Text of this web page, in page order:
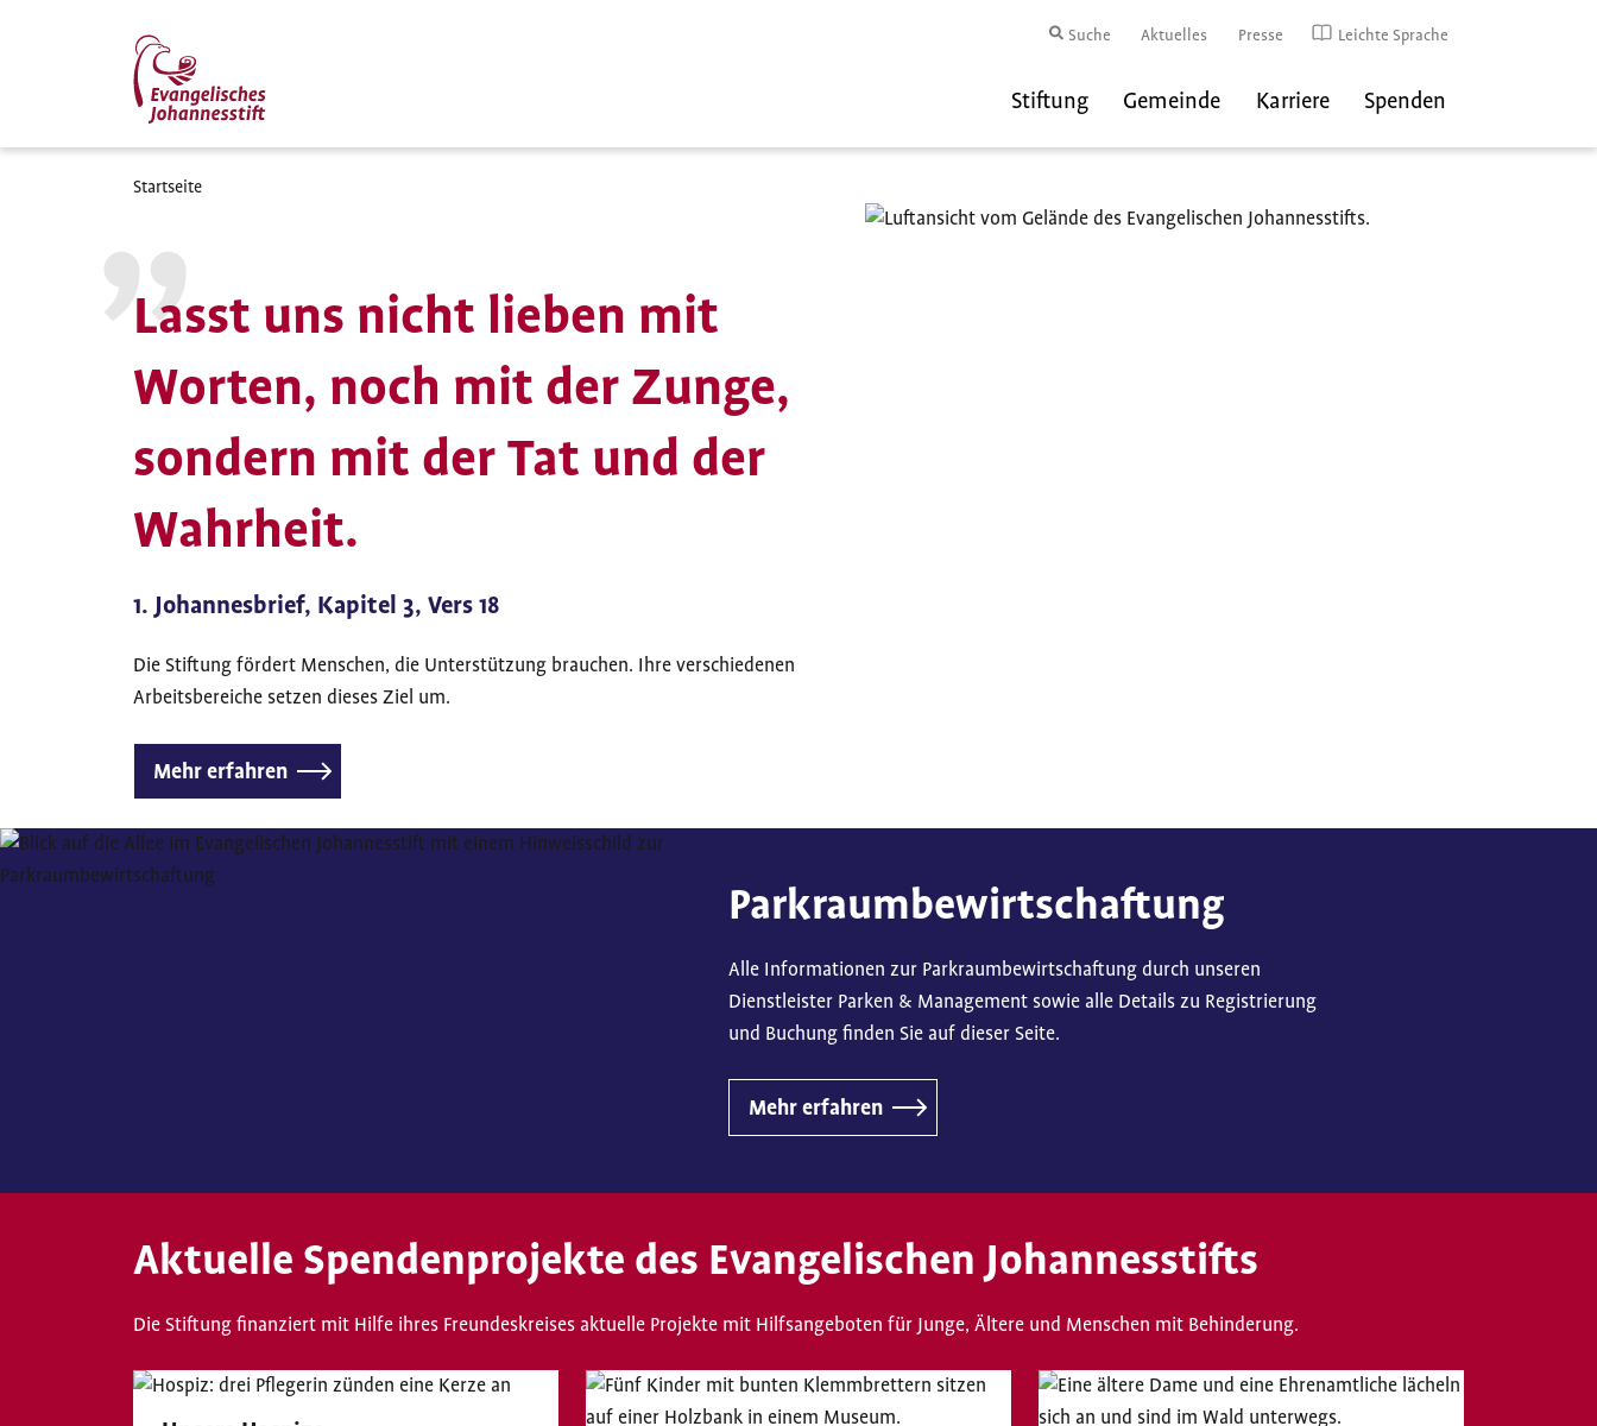
Suche Aktuelles Presse Leichte Sprache
Stiftung Gemeinde Karriere Spenden
Pfadnavigation
Startseite
Lasst uns nicht lieben mit
Worten, noch mit der Zunge,
sondern mit der Tat und der
Wahrheit.
1. Johannesbrief, Kapitel 3, Vers 18
Die Stiftung fördert Menschen, die Unterstützung brauchen. Ihre verschiedenen
Arbeitsbereiche setzen dieses Ziel um.
Mehr erfahren
Parkraumbewirtschaftung
Alle Informationen zur Parkraumbewirtschaftung durch unseren
Dienstleister Parken & Management sowie alle Details zu Registrierung
und Buchung finden Sie auf dieser Seite.
Mehr erfahren
Aktuelle Spendenprojekte des Evangelischen Johannesstifts
Die Stiftung finanziert mit Hilfe ihres Freundeskreises aktuelle Projekte mit Hilfsangeboten für Junge, Ältere und Menschen mit Behinderung.